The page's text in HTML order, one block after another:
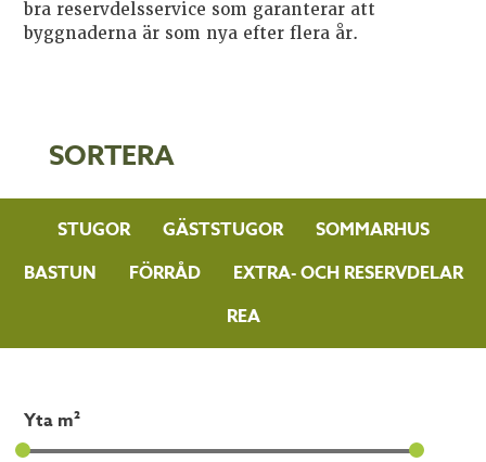
bra reservdelsservice som garanterar att
byggnaderna är som nya efter flera år.
SORTERA
STUGOR GÄSTSTUGOR
SOMMARHUS
BASTUN
FÖRRÅD
EXTRA- OCH RESERVDELAR
REA
yta m²